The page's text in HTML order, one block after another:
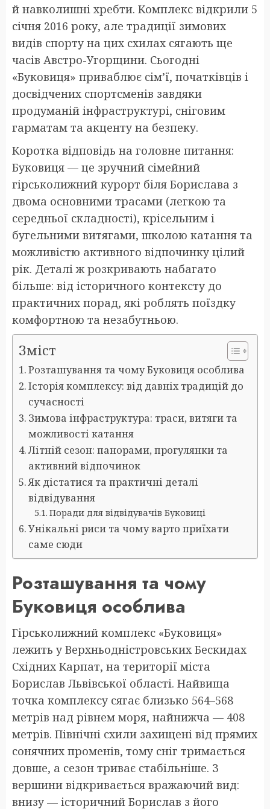
й навколишні хребти. Комплекс відкрили 5
січня 2016 року, але традиції зимових
видів спорту на цих схилах сягають ще
часів Австро-Угорщини. Сьогодні
«Буковиця» приваблює сім’ї, початківців і
досвідчених спортсменів завдяки
продуманій інфраструктурі, сніговим
гарматам та акценту на безпеку.
Коротка відповідь на головне питання:
Буковиця — це зручний сімейний
гірськолижний курорт біля Борислава з
двома основними трасами (легкою та
середньої складності), крісельним і
бугельними витягами, школою катання та
можливістю активного відпочинку цілий
рік. Деталі ж розкривають набагато
більше: від історичного контексту до
практичних порад, які роблять поїздку
комфортною та незабутньою.
Зміст
Розташування та чому Буковиця особлива
Історія комплексу: від давніх традицій до
сучасності
Зимова інфраструктура: траси, витяги та
можливості катання
Літній сезон: панорами, прогулянки та
активний відпочинок
Як дістатися та практичні деталі
відвідування
Поради для відвідувачів Буковиці
Унікальні риси та чому варто приїхати
саме сюди
Розташування та чому
Буковиця особлива
Гірськолижний комплекс «Буковиця»
лежить у Верхньодністровських Бескидах
Східних Карпат, на території міста
Борислав Львівської області. Найвища
точка комплексу сягає близько 564–568
метрів над рівнем моря, найнижча — 408
метрів. Північні схили захищені від прямих
сонячних променів, тому сніг тримається
довше, а сезон триває стабільніше. З
вершини відкривається вражаючий вид:
внизу — історичний Борислав з його